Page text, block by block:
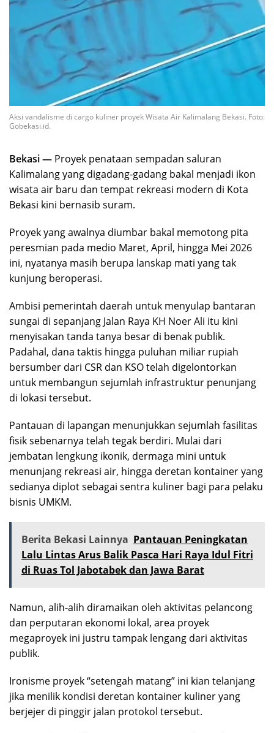
Aksi vandalisme di cargo kuliner proyek Wisata Air Kalimalang Bekasi. Foto:
Gobekasi.id.
Bekasi — Proyek penataan sempadan saluran
Kalimalang yang digadang-gadang bakal menjadi ikon
wisata air baru dan tempat rekreasi modern di Kota
Bekasi kini bernasib suram.
Proyek yang awalnya diumbar bakal memotong pita
peresmian pada medio Maret, April, hingga Mei 2026
ini, nyatanya masih berupa lanskap mati yang tak
kunjung beroperasi.
Ambisi pemerintah daerah untuk menyulap bantaran
sungai di sepanjang Jalan Raya KH Noer Ali itu kini
menyisakan tanda tanya besar di benak publik.
Padahal, dana taktis hingga puluhan miliar rupiah
bersumber dari CSR dan KSO telah digelontorkan
untuk membangun sejumlah infrastruktur penunjang
di lokasi tersebut.
Pantauan di lapangan menunjukkan sejumlah fasilitas
fisik sebenarnya telah tegak berdiri. Mulai dari
jembatan lengkung ikonik, dermaga mini untuk
menunjang rekreasi air, hingga deretan kontainer yang
sedianya diplot sebagai sentra kuliner bagi para pelaku
bisnis UMKM.
Berita Bekasi Lainnya Pantauan Peningkatan
Lalu Lintas Arus Balik Pasca Hari Raya Idul Fitri
di Ruas Tol Jabotabek dan Jawa Barat
Namun, alih-alih diramaikan oleh aktivitas pelancong
dan perputaran ekonomi lokal, area proyek
megaproyek ini justru tampak lengang dari aktivitas
publik.
Ironisme proyek “setengah matang” ini kian telanjang
jika menilik kondisi deretan kontainer kuliner yang
berjejer di pinggir jalan protokol tersebut.